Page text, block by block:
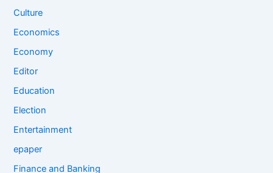
Culture
Economics
Economy
Editor
Education
Election
Entertainment
epaper
Finance and Banking